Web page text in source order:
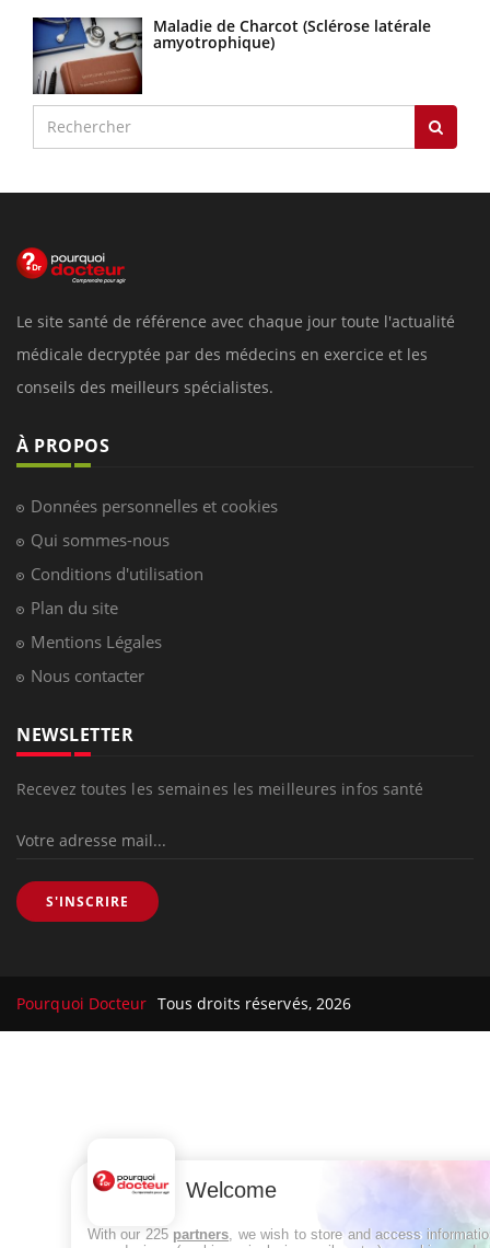
Maladie de Charcot (Sclérose latérale
amyotrophique)
Le site santé de référence avec chaque jour toute l'actualité
médicale decryptée par des médecins en exercice et les
conseils des meilleurs spécialistes.
À PROPOS
Données personnelles et cookies
Qui sommes-nous
Conditions d'utilisation
Plan du site
Mentions Légales
Nous contacter
NEWSLETTER
Recevez toutes les semaines les meilleures infos santé
S'INSCRIRE
Pourquoi Docteur Tous droits réservés, 2026
Welcome
With our 225 partners , we wish to store and access